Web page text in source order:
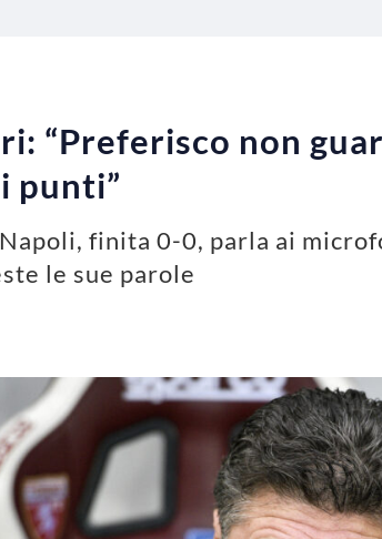
“Preferisco non
punti”
finita 0-0, parla ai
le sue parole